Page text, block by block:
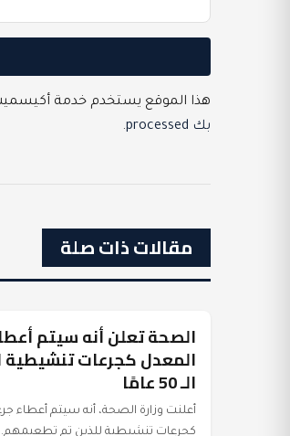
هذا الموقع يستخدم خدمة أكيسميت
بك processed
.
مقالات ذات صلة
عرب وعالم
الصحة تعلن أنه سيتم
المعدل كجرعات
الـ 50 عامًا
أعلنت وزارة الصحة، أنه سيتم أعطاء
كجرعات تنشيطية للذين تم